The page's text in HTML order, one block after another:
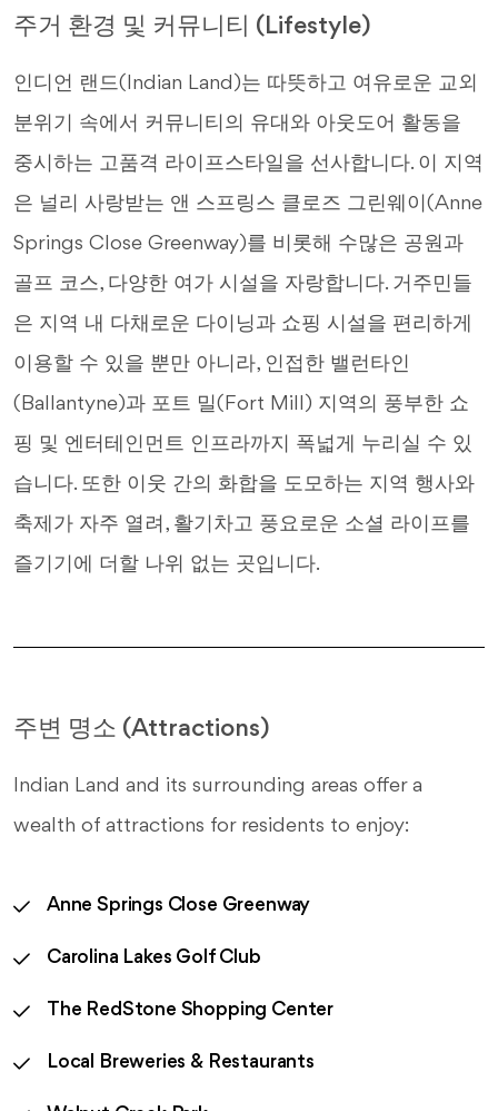
주거 환경 및 커뮤니티 (Lifestyle)
인디언 랜드(Indian Land)는 따뜻하고 여유로운 교외
분위기 속에서 커뮤니티의 유대와 아웃도어 활동을
중시하는 고품격 라이프스타일을 선사합니다. 이 지역
은 널리 사랑받는 앤 스프링스 클로즈 그린웨이(Anne
Springs Close Greenway)를 비롯해 수많은 공원과
골프 코스, 다양한 여가 시설을 자랑합니다. 거주민들
은 지역 내 다채로운 다이닝과 쇼핑 시설을 편리하게
이용할 수 있을 뿐만 아니라, 인접한 밸런타인
(Ballantyne)과 포트 밀(Fort Mill) 지역의 풍부한 쇼
핑 및 엔터테인먼트 인프라까지 폭넓게 누리실 수 있
습니다. 또한 이웃 간의 화합을 도모하는 지역 행사와
축제가 자주 열려, 활기차고 풍요로운 소셜 라이프를
즐기기에 더할 나위 없는 곳입니다.
주변 명소 (Attractions)
Indian Land and its surrounding areas offer a
wealth of attractions for residents to enjoy:
Anne Springs Close Greenway
Carolina Lakes Golf Club
The RedStone Shopping Center
Local Breweries & Restaurants